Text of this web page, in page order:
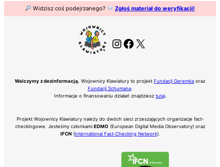
Widzisz coś podejrzanego? Zgłoś materiał do weryfikacji!
Instagram
Facebook
X
Walczymy z dezinformacją. Wojownicy Klawiatury to projekt Fundacji Geremka oraz
Fundacji Schumana.
Informacje o finansowaniu działań znajdziesz tutaj.
Projekt Wojownicy Klawiatury należy do dwóch sieci zrzeszających organizacje fact-
checkingowe. Jesteśmy członkami EDMO (European Digital Media Observatory) oraz
IFCN(International Fact-Checking Network).